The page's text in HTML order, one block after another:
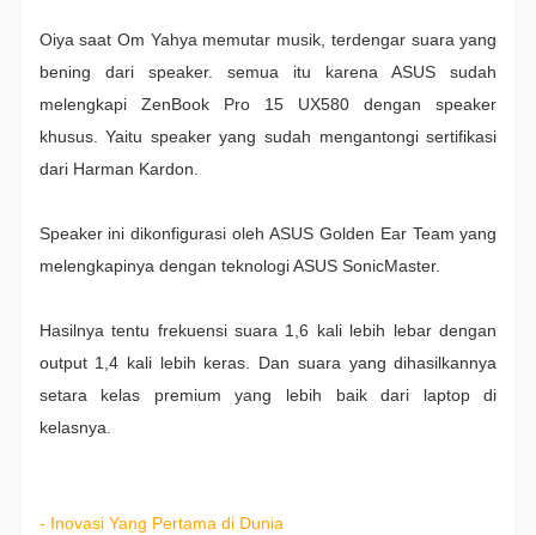
Oiya saat Om Yahya memutar musik, terdengar suara yang
bening dari speaker. semua itu karena ASUS sudah
melengkapi ZenBook Pro 15 UX580 dengan speaker
khusus. Yaitu speaker yang sudah mengantongi sertifikasi
dari Harman Kardon.
Speaker ini dikonfigurasi oleh ASUS Golden Ear Team yang
melengkapinya dengan teknologi ASUS SonicMaster.
Hasilnya tentu frekuensi suara 1,6 kali lebih lebar dengan
output 1,4 kali lebih keras. Dan suara yang dihasilkannya
setara kelas premium yang lebih baik dari laptop di
kelasnya.
- Inovasi Yang Pertama di Dunia